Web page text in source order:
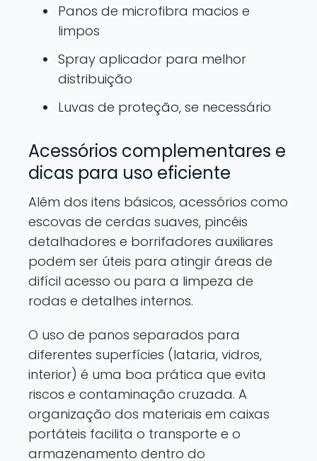
Panos de microfibra macios e
limpos
Spray aplicador para melhor
distribuição
Luvas de proteção, se necessário
Acessórios complementares e
dicas para uso eficiente
Além dos itens básicos, acessórios como
escovas de cerdas suaves, pincéis
detalhadores e borrifadores auxiliares
podem ser úteis para atingir áreas de
difícil acesso ou para a limpeza de
rodas e detalhes internos.
O uso de panos separados para
diferentes superfícies (lataria, vidros,
interior) é uma boa prática que evita
riscos e contaminação cruzada. A
organização dos materiais em caixas
portáteis facilita o transporte e o
armazenamento dentro do